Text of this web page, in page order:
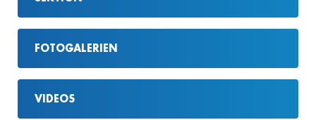
FOTOGALERIEN
VIDEOS